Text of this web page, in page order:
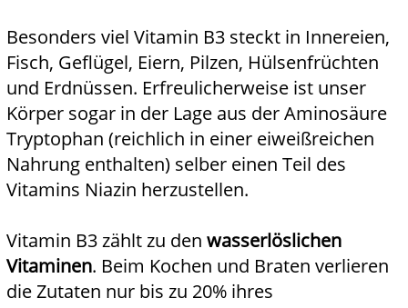
Besonders viel Vitamin B3 steckt in Innereien,
Fisch, Geflügel, Eiern, Pilzen, Hülsenfrüchten
und Erdnüssen. Erfreulicherweise ist unser
Körper sogar in der Lage aus der Aminosäure
Tryptophan (reichlich in einer eiweißreichen
Nahrung enthalten) selber einen Teil des
Vitamins Niazin herzustellen.
Vitamin B3 zählt zu den wasserlöslichen
Vitaminen. Beim Kochen und Braten verlieren
die Zutaten nur bis zu 20% ihres